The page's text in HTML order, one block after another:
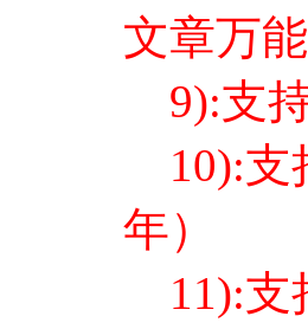
文章万
9):支
10):支
年）
11):支